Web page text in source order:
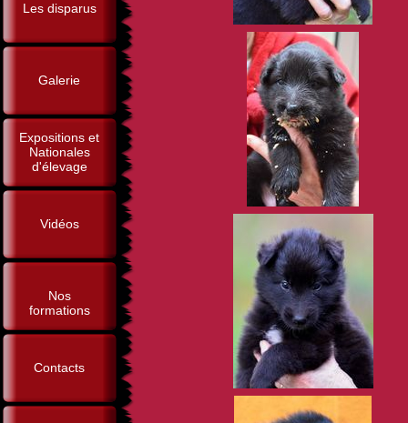
Les disparus
Galerie
Expositions et
Nationales
d'élevage
Vidéos
Nos
formations
Contacts